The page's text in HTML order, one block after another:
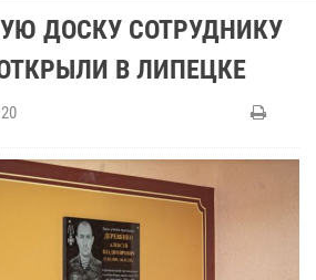
ДОСКУ СОТРУДНИКУ
В ЛИПЕЦКЕ